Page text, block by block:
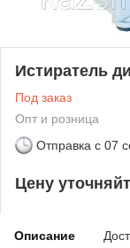
Истиратель
Под заказ
Опт и розница
Отправка с 07
Цену
Описание